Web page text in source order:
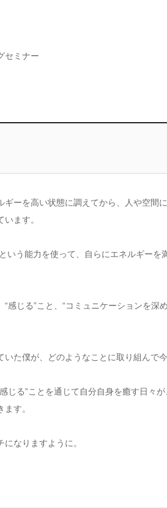
セミナー
ーを高い状態に調えてから、人や空間
ます。
いう能力を使って、自らにエネルギー
感じる”こと、“コミュニケーションを深
た僕が、どのようなことに取り組んで
じる”ことを通じて自分自身を癒す日々が
す。
なりますように。